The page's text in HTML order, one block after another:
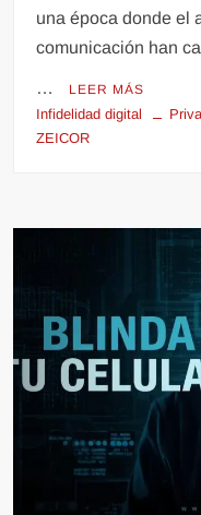
una época donde el
comunicación han
… LEER MÁS
Infidelidad digital
ZEICOR